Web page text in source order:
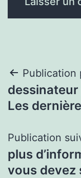
de
Publication
Les
Publication
plus
vous devez